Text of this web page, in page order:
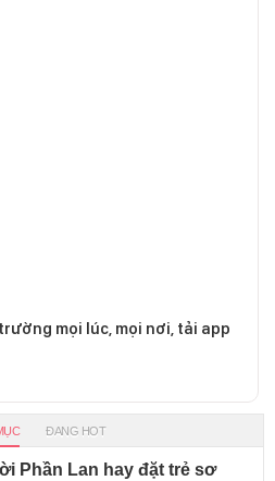
mọi lúc, mọi nơi, tải app
ĐANG HOT
Phần Lan hay đặt trẻ sơ